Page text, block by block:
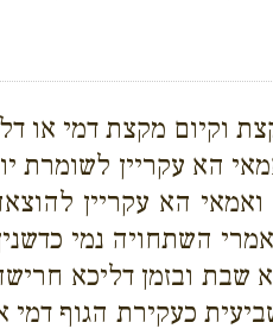
וקיום מקצת דמי או
הא עקריין לשומרת
הא עקריין
השתחויה נמי
ובזמן דליכא חרישה
כעקירת הגוף